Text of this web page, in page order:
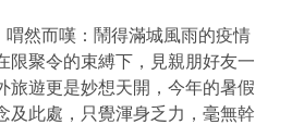
然而嘆：鬧得滿城風雨的疫情
限聚令的束縛下，見親朋好友一
旅遊更是妙想天開，今年的暑假
及此處，只覺渾身乏力，毫無幹